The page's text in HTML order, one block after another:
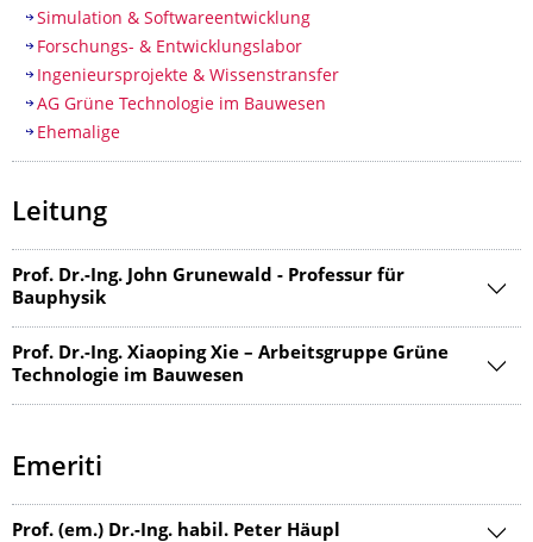
Simulation & Softwareentwicklung
Forschungs- & Entwicklungslabor
Ingenieursprojekte & Wissenstransfer
AG Grüne Technologie im Bauwesen
Ehemalige
Leitung
Prof. Dr.-Ing. John Grunewald - Professur für
Bauphysik
Prof. Dr.-Ing. Xiaoping Xie – Arbeitsgruppe Grüne
Technologie im Bauwesen
Emeriti
Prof. (em.) Dr.-Ing. habil. Peter Häupl